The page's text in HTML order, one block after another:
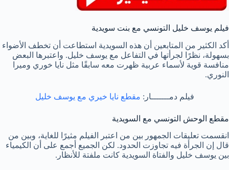
فيلم يوسف خليل التونسي مع بنت سويدية
أكد الكثير من المتابعين أن هذه السويدية استطاعت أن تخطف الأضواء
بسهولة، نظرًا لجرأتها في التفاعل مع يوسف خليل. واعتبرها البعض
منافسة قوية لأسماء عربية ظهرت معه سابقًا مثل نايا خوري وميرا
النوري.
فيلم دمـــــــار: مقطع نايا خيري مع يوسف خليل
مقطع الوحش التونسي مع السويدية
انقسمت تعليقات الجمهور بين من اعتبر الفيلم مثيرًا للغاية، وبين من
قال إن الجرأة فيه تجاوزت الحدود. لكن الجميع أجمع على أن الكيمياء
بين يوسف خليل والفتاة السويدية كانت ملفتة للأنظار.